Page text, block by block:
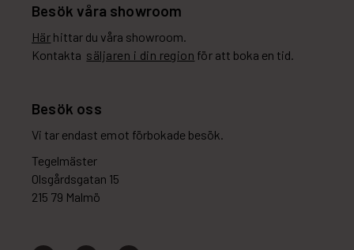
Besök våra showroom
Här hittar du våra showroom.
Kontakta säljaren i din region för att boka en tid.
Besök oss
Vi tar endast emot förbokade besök.
Tegelmäster
Olsgårdsgatan 15
215 79 Malmö